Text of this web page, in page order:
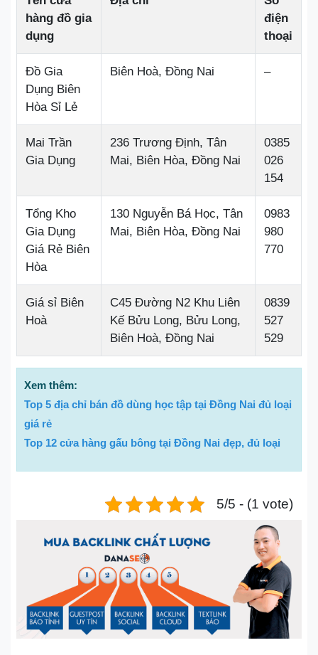
hàng đồ gia
dụng
điện
thoại
Đồ Gia
Dụng Biên
Hòa Sỉ Lẻ
Biên Hoà, Đồng Nai –
Mai Trần
Gia Dụng
236 Trương Định, Tân
Mai, Biên Hòa, Đồng Nai
0385
026
154
Tổng Kho
Gia Dụng
Giá Rẻ Biên
Hòa
130 Nguyễn Bá Học, Tân
Mai, Biên Hòa, Đồng Nai
0983
980
770
Giá sỉ Biên
Hoà
C45 Đường N2 Khu Liên
Kế Bửu Long, Bửu Long,
Biên Hoà, Đồng Nai
0839
527
529
Xem thêm:
Top 5 địa chỉ bán đồ dùng học tập tại Đồng Nai đủ loại
giá rẻ
Top 12 cửa hàng gấu bông tại Đồng Nai đẹp, đủ loại
5/5 - (1 vote)